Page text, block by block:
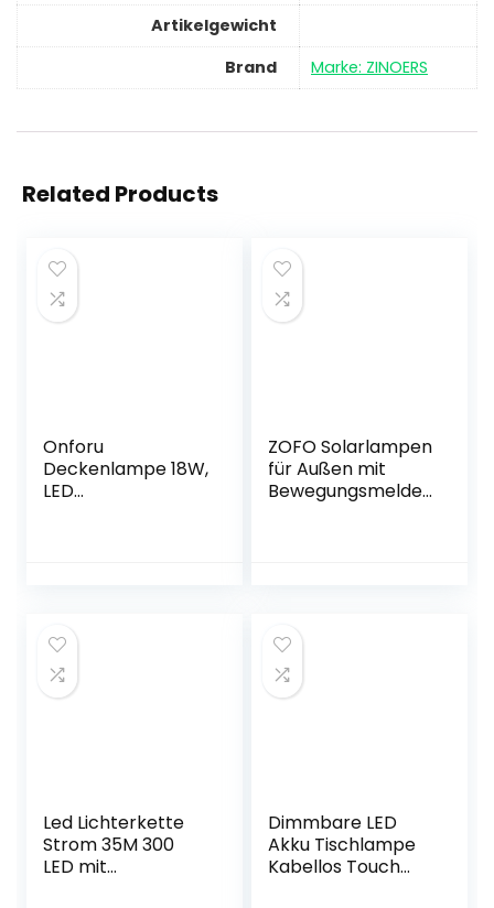
Artikelgewicht
Brand
Marke: ZINOERS
Related Products
Onforu
Deckenlampe 18W,
LED
90 Küchenlampe
für Bad
Wohnzimmer
ZOFO Solarlampen
für Außen mit
Bewegungsmelder,
5000K, IP65
Wasserdichte
Solar-
Led Lichterkette
Strom 35M 300
LED mit
Dimmbare LED
Akku Tischlampe
Kabellos Touch